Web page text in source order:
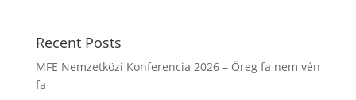
Recent Posts
MFE Nemzetközi Konferencia 2026 – Öreg fa nem vén
fa